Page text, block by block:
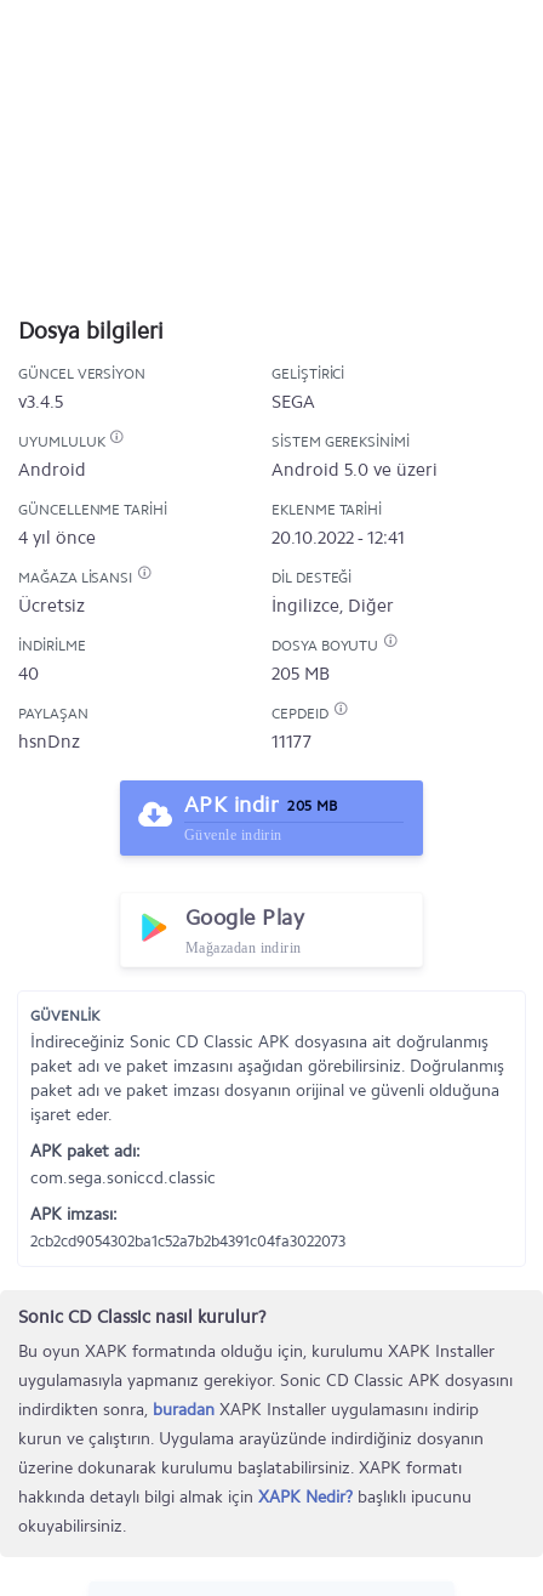
Dosya bilgileri
GÜNCEL VERSIYON
v3.4.5
GELIŞTIRICI
SEGA
UYUMLULUK
Android
SISTEM GEREKSINIMI
Android 5.0 ve üzeri
GÜNCELLENME TARIHI
4 yıl önce
EKLENME TARIHI
20.10.2022 - 12:41
MAĞAZA LISANSI
Ücretsiz
DIL DESTEĞI
İngilizce, Diğer
İNDIRILME
40
DOSYA BOYUTU
205 MB
PAYLAŞAN
hsnDnz
CEPDEID
11177
APK indir 205 MB
Güvenle indirin
Google Play
Mağazadan indirin
GÜVENLİK
İndireceğiniz Sonic CD Classic APK dosyasına ait doğrulanmış
paket adı ve paket imzasını aşağıdan görebilirsiniz. Doğrulanmış
paket adı ve paket imzası dosyanın orijinal ve güvenli olduğuna
işaret eder.
APK paket adı:
com.sega.soniccd.classic
APK imzası:
2cb2cd9054302ba1c52a7b2b4391c04fa3022073
Sonic CD Classic nasıl kurulur?
Bu oyun XAPK formatında olduğu için, kurulumu XAPK Installer
uygulamasıyla yapmanız gerekiyor. Sonic CD Classic APK dosyasını
indirdikten sonra, buradan XAPK Installer uygulamasını indirip
kurun ve çalıştırın. Uygulama arayüzünde indirdiğiniz dosyanın
üzerine dokunarak kurulumu başlatabilirsiniz. XAPK formatı
hakkında detaylı bilgi almak için XAPK Nedir? başlıklı ipucunu
okuyabilirsiniz.